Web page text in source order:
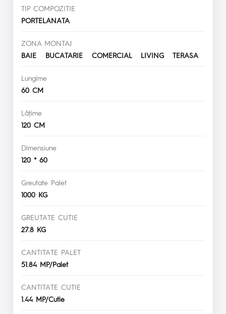
TIP COMPOZITIE
PORTELANATA
ZONA MONTAJ
BAIE BUCATARIE COMERCIAL LIVING TERASA
Lungime
60 CM
Lăţime
120 CM
Dimensiune
120 * 60
Greutate Palet
1000 KG
GREUTATE CUTIE
27.8 KG
CANTITATE PALET
51.84 MP/Palet
CANTITATE CUTIE
1.44 MP/Cutie